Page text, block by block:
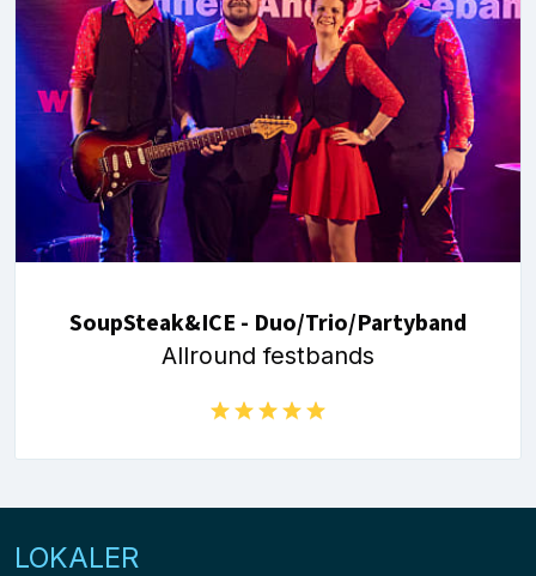
SoupSteak&ICE - Duo/Trio/Partyband
Allround festbands
LOKALER